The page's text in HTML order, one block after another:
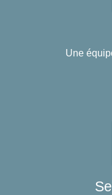
Une